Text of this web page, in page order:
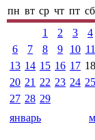
пн вт ср чт пт сб
1
2 3 4
6
7 8 9 10 11
13 14 15 16 17 18
20 21 22 23 24 25
27 28 29
январь